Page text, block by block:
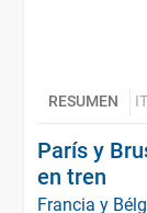
RESUMEN
París y
en tren
Francia y